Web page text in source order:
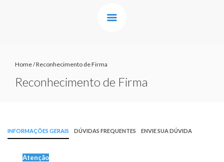
Home/Reconhecimento de Firma
Reconhecimento de Firma
INFORMAÇÕES GERAIS DÚVIDAS FREQUENTES ENVIE SUA DÚVIDA
Atenção